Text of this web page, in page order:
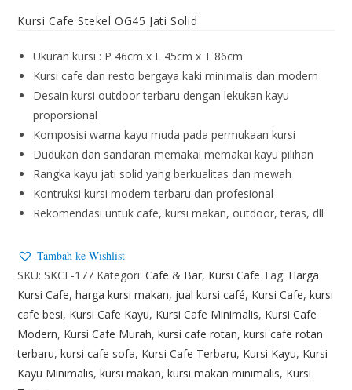
Kursi Cafe Stekel OG45 Jati Solid
Ukuran kursi : P 46cm x L 45cm x T 86cm
Kursi cafe dan resto bergaya kaki minimalis dan modern
Desain kursi outdoor terbaru dengan lekukan kayu
proporsional
Komposisi warna kayu muda pada permukaan kursi
Dudukan dan sandaran memakai memakai kayu pilihan
Rangka kayu jati solid yang berkualitas dan mewah
Kontruksi kursi modern terbaru dan profesional
Rekomendasi untuk cafe, kursi makan, outdoor, teras, dll
Tambah ke Wishlist
SKU:SKCF-177 Kategori:Cafe & Bar, Kursi Cafe Tag: Harga
Kursi Cafe,harga kursi makan, jual kursi café, Kursi Cafe,kursi
cafe besi, Kursi Cafe Kayu, Kursi Cafe Minimalis, Kursi Cafe
Modern, Kursi Cafe Murah,kursi cafe rotan,kursi cafe rotan
terbaru,kursi cafe sofa, Kursi Cafe Terbaru, Kursi Kayu, Kursi
Kayu Minimalis,kursi makan,kursi makan minimalis, Kursi